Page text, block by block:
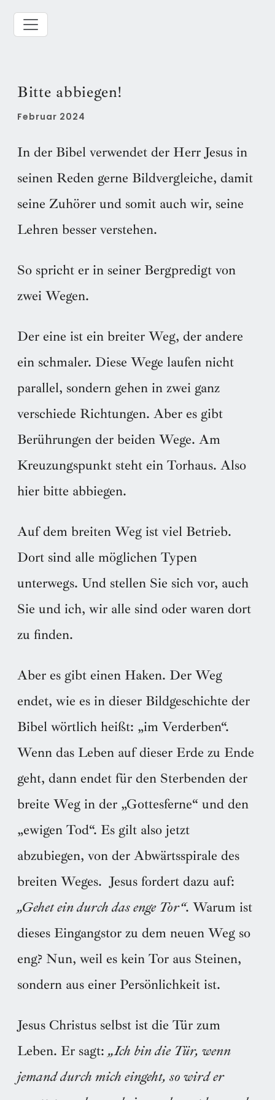
Bitte abbiegen!
Februar 2024
In der Bibel verwendet der Herr Jesus in
seinen Reden gerne Bildvergleiche, damit
seine Zuhörer und somit auch wir, seine
Lehren besser verstehen.
So spricht er in seiner Bergpredigt von
zwei Wegen.
Der eine ist ein breiter Weg, der andere
ein schmaler. Diese Wege laufen nicht
parallel, sondern gehen in zwei ganz
verschiede Richtungen. Aber es gibt
Berührungen der beiden Wege. Am
Kreuzungspunkt steht ein Torhaus. Also
hier bitte abbiegen.
Auf dem breiten Weg ist viel Betrieb.
Dort sind alle möglichen Typen
unterwegs. Und stellen Sie sich vor, auch
Sie und ich, wir alle sind oder waren dort
zu finden.
Aber es gibt einen Haken. Der Weg
endet, wie es in dieser Bildgeschichte der
Bibel wörtlich heißt: „im Verderben“.
Wenn das Leben auf dieser Erde zu Ende
geht, dann endet für den Sterbenden der
breite Weg in der „Gottesferne“ und den
„ewigen Tod“. Es gilt also jetzt
abzubiegen, von der Abwärtsspirale des
breiten Weges. Jesus fordert dazu auf:
„Gehet ein durch das enge Tor“. Warum ist
dieses Eingangstor zu dem neuen Weg so
eng? Nun, weil es kein Tor aus Steinen,
sondern aus einer Persönlichkeit ist.
Jesus Christus selbst ist die Tür zum
Leben. Er sagt: „Ich bin die Tür, wenn
jemand durch mich eingeht, so wird er